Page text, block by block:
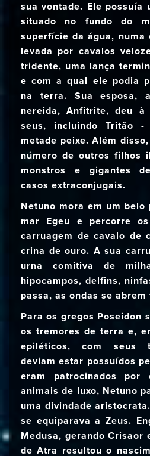
sua vontade. Ele possuía
situado no fundo do
superfície da água, numa
levada por cavalos
tridente, uma lança
e com a qual ele podia
na terra. Sua esposa,
nereida, Anfitrite, deu à
seus, incluindo Tritão -
metade peixe. Além
número de outros filhos
monstros e gigantes
casos extraconjugais.
Netuno mora em um belo
mar Egeu e percorre
carruagem de cavalo de
crina de ouro. A sua
urna comitiva de
hipocampos, delfins,
passa, as ondas se
Para os gregos Poseidon
os tremores de terra e,
epiléticos, com seus
deviam estar possuídos
eram patrocinados
animais de luxo, Netuno
uma divindade
se equiparava a Zeus.
Medusa, gerando Crisaor
de Atra resultou o